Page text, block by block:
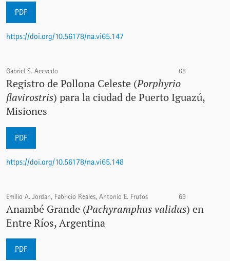
PDF
https://doi.org/10.56178/na.vi65.147
Gabriel S. Acevedo 68
Registro de Pollona Celeste (Porphyrio
flavirostris) para la ciudad de Puerto Iguazú,
Misiones
PDF
https://doi.org/10.56178/na.vi65.148
Emilio A. Jordan, Fabricio Reales, Antonio E. Frutos 69
Anambé Grande (Pachyramphus validus) en
Entre Ríos, Argentina
PDF